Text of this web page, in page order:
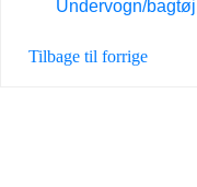
Undervogn/bagtøj
Tilbage til forrige